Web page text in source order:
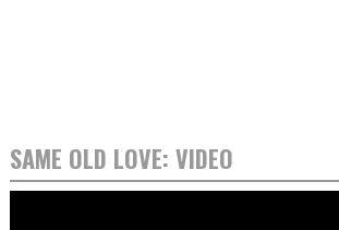
SAME OLD LOVE: VIDEO